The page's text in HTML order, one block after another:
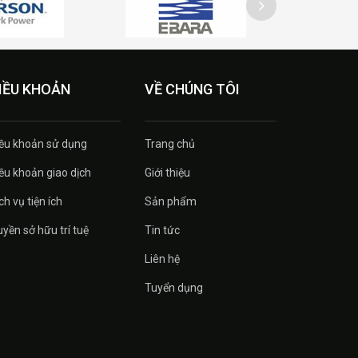
KHOẢN
khoản sử dụng
khoản giao dịch
vụ tiện ích
sở hữu trí tuệ
VỀ CHÚNG TÔI
Trang chủ
Giới thiệu
Sản phẩm
Tin tức
Liên hệ
Tuyển dụng